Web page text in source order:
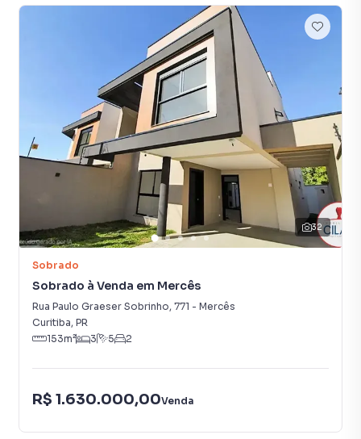
Excelente planta com 3 suítes, sendo 1 master.
Churrasqueira para momentos de lazer.
Infraestrutura para ar condicionado nos quartos, sala e
Sobrado 04 VENDIDO
Localização: Rua Capitão Virgínio de Oliveira Mello, 256 -
Localização Privilegiada:
Situado no bairro Mercês, este condomínio oferece fácil
Supermercados:
Supermercado Condor Champagnat Aproximadamente
Supermercado Pão de Açúcar Cerca de 1,8 km
Padarias:
32
Sobrado
Sobrado à Venda em Mercês
Rua Paulo Graeser Sobrinho, 771 - Mercês
Curitiba, PR
153m² 3 5 2
R$ 1.630.000,00Venda